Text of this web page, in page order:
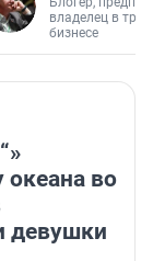
владелец в
бизнесе
во
девушки